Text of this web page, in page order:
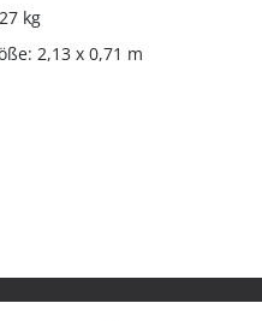
kg
2,13 x 0,71 m